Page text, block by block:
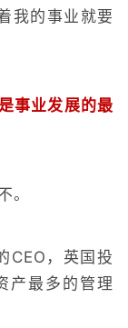
我的事业就要
事业发展的最
。
CEO，英国投
产最多的管理